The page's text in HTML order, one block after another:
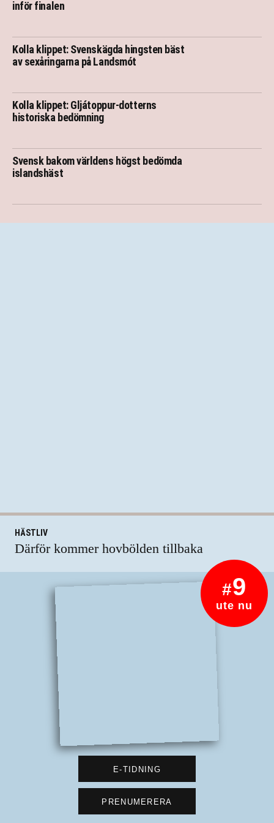
inför finalen
Kolla klippet: Svenskägda hingsten bäst
av sexåringarna på Landsmót
Kolla klippet: Gljátoppur-dotterns
historiska bedömning
Svensk bakom världens högst bedömda
islandshäst
HÄSTLIV
Därför kommer hovbölden tillbaka
#9
ute nu
E-TIDNING
PRENUMERERA